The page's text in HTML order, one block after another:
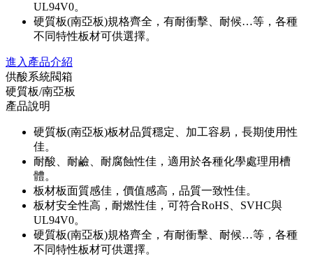
UL94V0。
硬質板(南亞板)規格齊全，有耐衝擊、耐候…等，各種
不同特性板材可供選擇。
進入產品介紹
供酸系統閥箱
硬質板/南亞板
產品說明
硬質板(南亞板)板材品質穩定、加工容易，長期使用性
佳。
耐酸、耐鹼、耐腐蝕性佳，適用於各種化學處理用槽
體。
板材板面質感佳，價值感高，品質一致性佳。
板材安全性高，耐燃性佳，可符合RoHS、SVHC與
UL94V0。
硬質板(南亞板)規格齊全，有耐衝擊、耐候…等，各種
不同特性板材可供選擇。